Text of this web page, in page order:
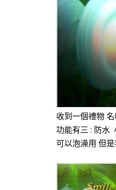
收到一個禮物
功能有三 : 防水
可以泡澡用 但